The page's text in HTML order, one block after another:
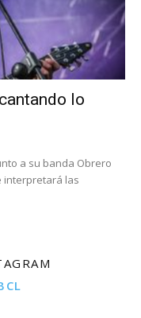
lo
a su banda Obrero
interpretará las